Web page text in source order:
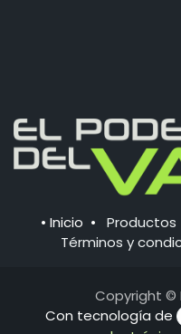
• Inicio • Productos
Términos y
Copyright ©
Con tecnología de